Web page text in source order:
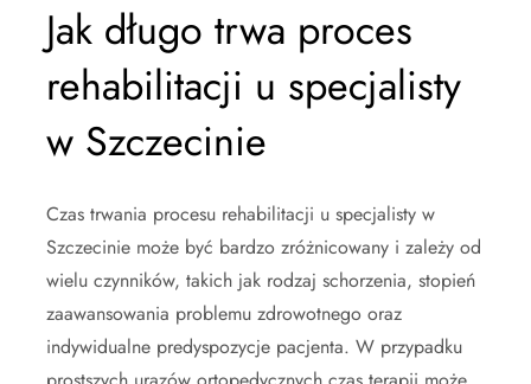
Jak długo trwa proces
rehabilitacji u specjalisty
w Szczecinie
Czas trwania procesu rehabilitacji u specjalisty w
Szczecinie może być bardzo zróżnicowany i zależy od
wielu czynników, takich jak rodzaj schorzenia, stopień
zaawansowania problemu zdrowotnego oraz
indywidualne predyspozycje pacjenta. W przypadku